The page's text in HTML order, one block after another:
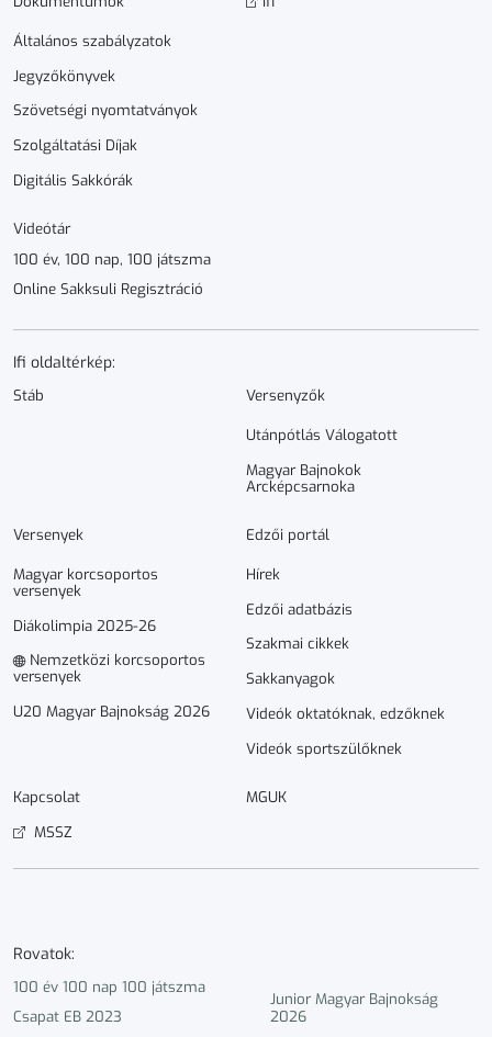
Általános szabályzatok
Jegyzőkönyvek
Szövetségi nyomtatványok
Szolgáltatási Díjak
Digitális Sakkórák
Videótár
100 év, 100 nap, 100 játszma
Online Sakksuli Regisztráció
Ifi oldaltérkép:
Stáb Versenyzők
Utánpótlás Válogatott
Magyar Bajnokok
Arcképcsarnoka
Versenyek
Magyar korcsoportos
versenyek
Diákolimpia 2025-26
Nemzetközi korcsoportos
versenyek
U20 Magyar Bajnokság 2026
Edzői portál
Hírek
Edzői adatbázis
Szakmai cikkek
Sakkanyagok
Videók oktatóknak, edzőknek
Videók sportszülőknek
Kapcsolat
MGUK
MSSZ
Rovatok:
100 év 100 nap 100 játszma
Csapat EB 2023
Junior Magyar Bajnokság
2026